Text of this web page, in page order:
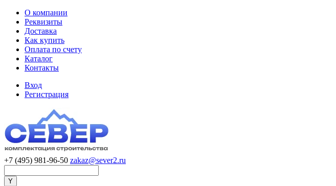
О компании
Реквизиты
Доставка
Как купить
Оплата по счету
Каталог
Контакты
Вход
Регистрация
+7 (495) 981-96-50 zakaz@sever2.ru